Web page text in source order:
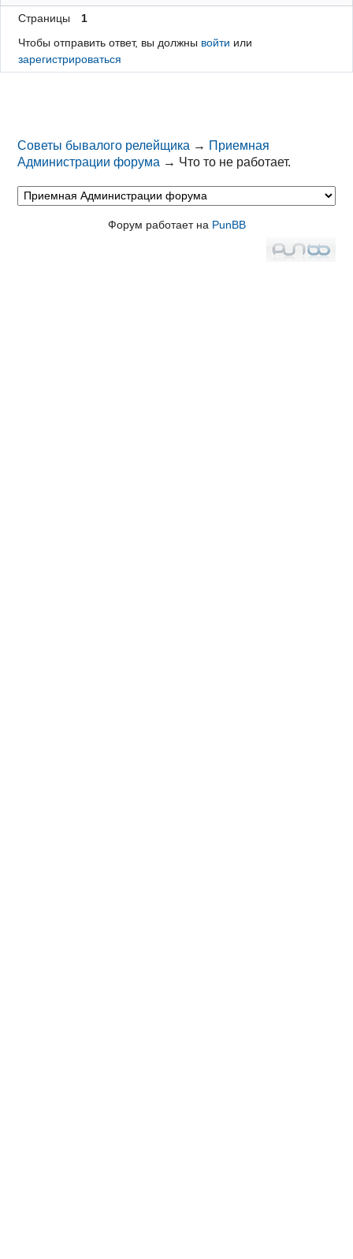
Страницы
1
Чтобы отправить ответ, вы должны войти или
зарегистрироваться
Советы бывалого релейщика → Приемная
Администрации форума → Что то не работает.
Форум работает на PunBB